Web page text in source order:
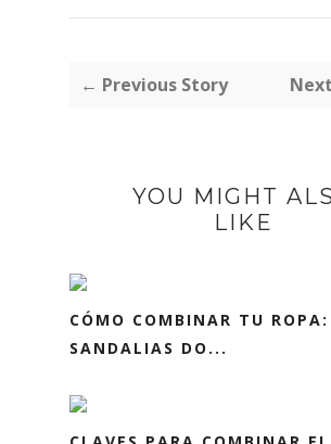
← Previous Story
YOU MIGHT
LIKE
CÓMO COMBINAR TU ROPA:
SANDALIAS DO...